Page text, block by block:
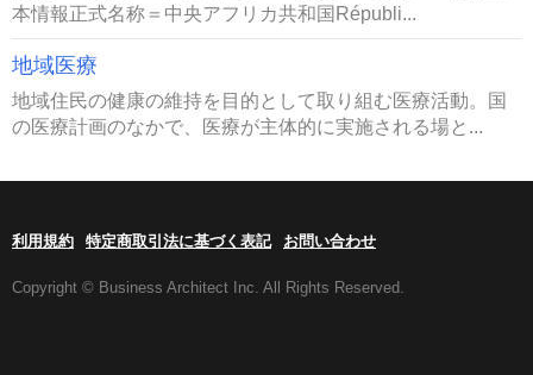
本情報正式名称＝中央アフリカ共和国Républi...
地域医療
地域住民の健康の維持を目的として取り組む医療活動。国
の医療計画のなかで、医療が主体的に実施される場と...
利用規約 特定商取引法に基づく表記 お問い合わせ
Copyright © Business Architect Inc. All Rights Reserved.